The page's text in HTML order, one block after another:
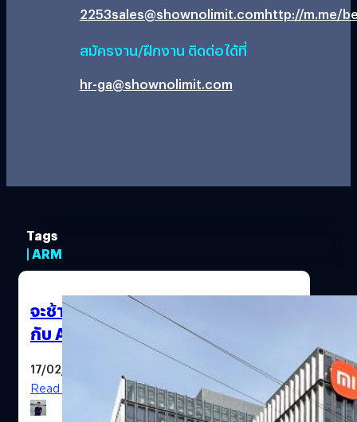
2253sales@shownolimit.comhttp://m.me/
สมัครงาน/ฝึกงาน ติดต่อได้ที่
hr-ga@shownolimit.com
Tags
| ARM
จะช้าไปหรือไม่? Xiaomi กำลังร่วมมือ
กับ ARM เพื่อผลิตชิปของตัวเอง!
17/02/2024
Read More